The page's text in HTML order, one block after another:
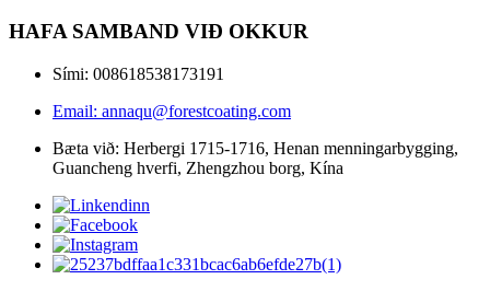
HAFA SAMBAND VIÐ OKKUR
Sími: 008618538173191
Email: annaqu@forestcoating.com
Bæta við: Herbergi 1715-1716, Henan menningarbygging,
Guancheng hverfi, Zhengzhou borg, Kína